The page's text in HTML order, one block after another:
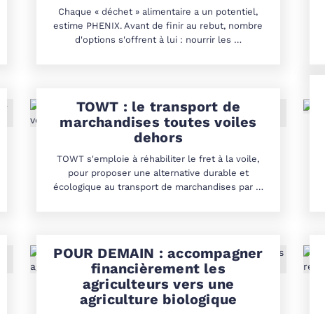
Chaque « déchet » alimentaire a un potentiel,
estime PHENIX. Avant de finir au rebut, nombre
d'options s'offrent à lui : nourrir les …
TOWT : le transport de
marchandises toutes voiles
dehors
TOWT s'emploie à réhabiliter le fret à la voile,
pour proposer une alternative durable et
écologique au transport de marchandises par …
POUR DEMAIN : accompagner
financièrement les
agriculteurs vers une
agriculture biologique